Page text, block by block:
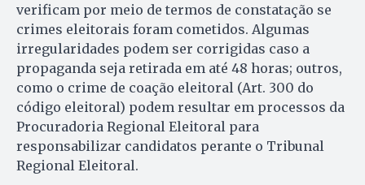
verificam por meio de termos de constatação se
crimes eleitorais foram cometidos. Algumas
irregularidades podem ser corrigidas caso a
propaganda seja retirada em até 48 horas; outros,
como o crime de coação eleitoral (Art. 300 do
código eleitoral) podem resultar em processos da
Procuradoria Regional Eleitoral para
responsabilizar candidatos perante o Tribunal
Regional Eleitoral.